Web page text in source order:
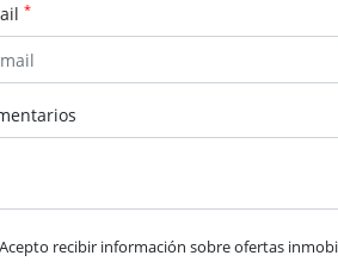
*
Acepto recibir información sobre ofertas